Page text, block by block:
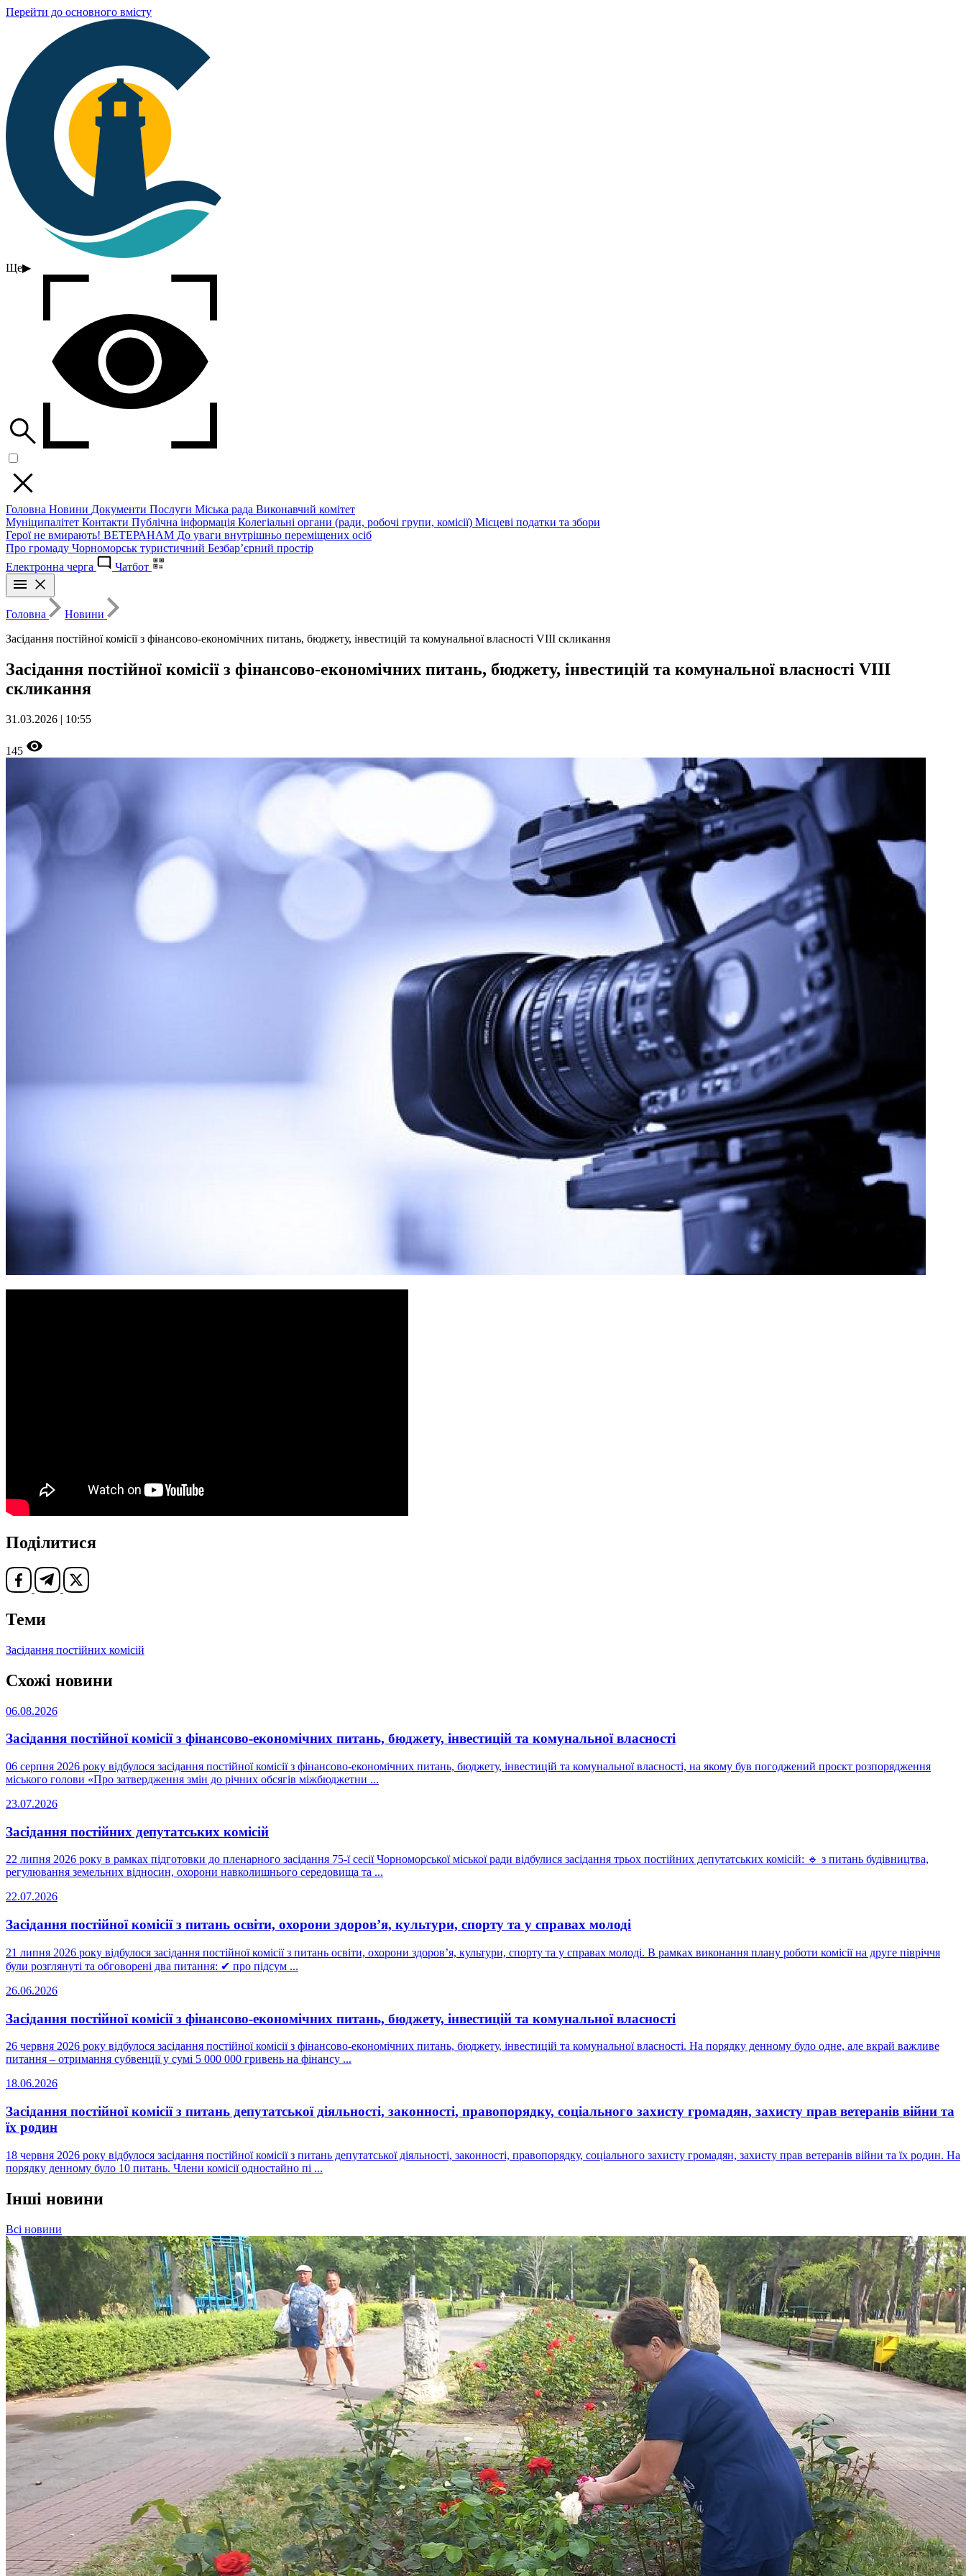
Перейти до основного вмісту
Ще▶
Головна Новини Документи Послуги Міська рада Виконавчий комітет
Муніципалітет Контакти Публічна інформація Колегіальні органи (ради, робочі групи, комісії) Місцеві податки та збори
Герої не вмирають! ВЕТЕРАНАМ До уваги внутрішньо переміщених осіб
Про громаду Чорноморськ туристичний Безбар’єрний простір
Електронна черга
Чатбот
Головна
Новини
Засідання постійної комісії з фінансово-економічних питань, бюджету, інвестицій та комунальної власності VІIІ скликання
Засідання постійної комісії з фінансово-економічних питань, бюджету, інвестицій та комунальної власності VІIІ
скликання
31.03.2026 | 10:55
145
Поділитися
Теми
Засідання постійних комісій
Схожі новини
06.08.2026
Засідання постійної комісії з фінансово-економічних питань, бюджету, інвестицій та комунальної власності
06 серпня 2026 року відбулося засідання постійної комісії з фінансово-економічних питань, бюджету, інвестицій та комунальної власності, на якому був погоджений проєкт розпорядження
міського голови «Про затвердження змін до річних обсягів міжбюджетни ...
23.07.2026
Засідання постійних депутатських комісій
22 липня 2026 року в рамках підготовки до пленарного засідання 75-ї сесії Чорноморської міської ради відбулися засідання трьох постійних депутатських комісій: 🔹 з питань будівництва,
регулювання земельних відносин, охорони навколишнього середовища та ...
22.07.2026
Засідання постійної комісії з питань освіти, охорони здоров’я, культури, спорту та у справах молоді
21 липня 2026 року відбулося засідання постійної комісії з питань освіти, охорони здоров’я, культури, спорту та у справах молоді. В рамках виконання плану роботи комісії на друге півріччя
були розглянуті та обговорені два питання: ✔ про підсум ...
26.06.2026
Засідання постійної комісії з фінансово-економічних питань, бюджету, інвестицій та комунальної власності
26 червня 2026 року відбулося засідання постійної комісії з фінансово-економічних питань, бюджету, інвестицій та комунальної власності. На порядку денному було одне, але вкрай важливе
питання – отримання субвенції у сумі 5 000 000 гривень на фінансу ...
18.06.2026
Засідання постійної комісії з питань депутатської діяльності, законності, правопорядку, соціального захисту громадян, захисту прав ветеранів війни та
їх родин
18 червня 2026 року відбулося засідання постійної комісії з питань депутатської діяльності, законності, правопорядку, соціального захисту громадян, захисту прав ветеранів війни та їх родин. На
порядку денному було 10 питань. Члени комісії одностайно пі ...
Інші новини
Всі новини